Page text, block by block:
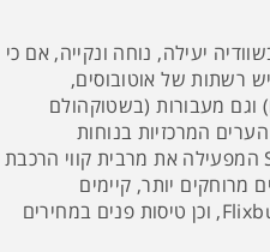
יעילה, נוחה ונקייה, אם כי
רשתות של אוטובוסים,
מעבורות (בשטוקהולם
המרכזיות בנוחות
ובמהירות יחסית, עם חברת SJ המפעילה את מרבית קווי הרכבת
מרוחקים יותר, קיימים
אוטובוסים בינעירוניים כמו Flixbus, וכן טיסות פנים במחירים